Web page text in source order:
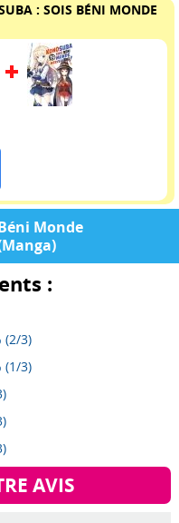
: SOIS BÉNI MONDE
Monde
:
(2/3)
(1/3)
AVIS